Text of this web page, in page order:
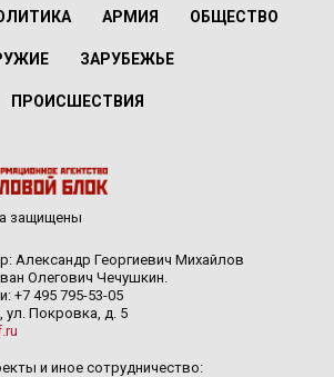
АРМИЯ ОБЩЕСТВО
ЗАРУБЕЖЬЕ
ПРОИСШЕСТВИЯ
защищены
Александр Георгиевич Михайлов
Олегович Чечушкин.
+7 495 795-53-05
ул. Покровка, д. 5
и иное сотрудничество: